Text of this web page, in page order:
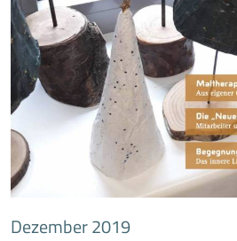
Dezember 2019